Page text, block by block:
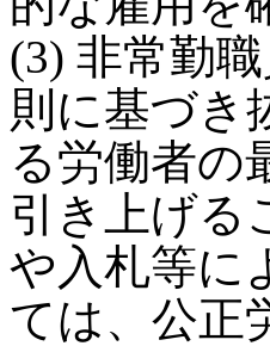
(3) 非常勤
則に基づき
る労働者の
引き上げる
や入札等に
ては、公正